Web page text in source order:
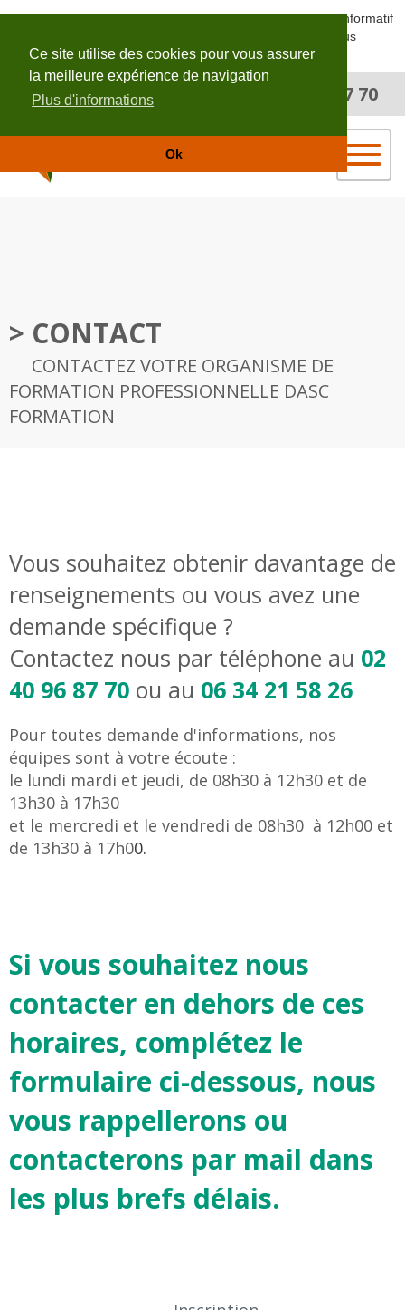
Ce site utilise des cookies pour vous assurer
la meilleure expérience de navigation
Plus d'informations
Ok
Attention! Les documents fournis sur le site le sont à titre informatif
et non contractuel. Merci de nous contactez pour plus
d'informations.
02 40 96 87 70
> CONTACT
CONTACTEZ VOTRE ORGANISME DE
FORMATION PROFESSIONNELLE DASC
FORMATION
Vous souhaitez obtenir davantage de
renseignements ou vous avez une
demande spécifique ?
Contactez nous par téléphone au 02
40 96 87 70 ou au 06 34 21 58 26
Pour toutes demande d'informations, nos
équipes sont à votre écoute :
le lundi mardi et jeudi, de 08h30 à 12h30 et de
13h30 à 17h30
et le mercredi et le vendredi de 08h30 à 12h00 et
de 13h30 à 17h00.
Si vous souhaitez nous
contacter en dehors de ces
horaires, complétez le
formulaire ci-dessous, nous
vous rappellerons ou
contacterons par mail dans
les plus brefs délais.